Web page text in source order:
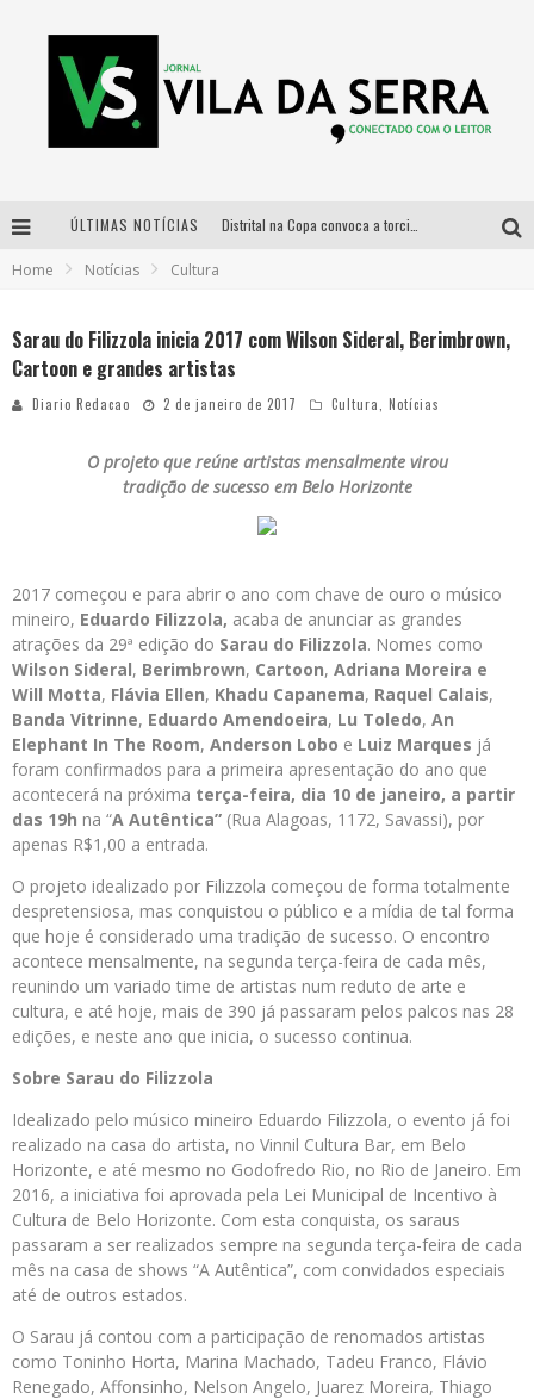
ÚLTIMAS NOTÍCIAS
Home Notícias Cultura
Sarau do Filizzola inicia 2017 com Wilson Sideral, Berimbrown,
Cartoon e grandes artistas
Diario Redacao 2 de janeiro de 2017 Cultura Notícias
O projeto que reúne artistas mensalmente virou
tradição de sucesso em Belo Horizonte
2017 começou e para abrir o ano com chave de ouro o músico
mineiro, Eduardo Filizzola, acaba de anunciar as grandes
atrações da 29ª edição do Sarau do Filizzola. Nomes como
Wilson Sideral, Berimbrown, Cartoon, Adriana Moreira e
Will Motta, Flávia Ellen, Khadu Capanema, Raquel Calais,
Banda Vitrinne, Eduardo Amendoeira, Lu Toledo, An
Elephant In The Room, Anderson Lobo e Luiz Marques já
foram confirmados para a primeira apresentação do ano que
acontecerá na próxima terça-feira, dia 10 de janeiro, a partir
das 19h na “A Autêntica” (Rua Alagoas, 1172, Savassi), por
apenas R$1,00 a entrada.
O projeto idealizado por Filizzola começou de forma totalmente
despretensiosa, mas conquistou o público e a mídia de tal forma
que hoje é considerado uma tradição de sucesso. O encontro
acontece mensalmente, na segunda terça-feira de cada mês,
reunindo um variado time de artistas num reduto de arte e
cultura, e até hoje, mais de 390 já passaram pelos palcos nas 28
edições, e neste ano que inicia, o sucesso continua.
Sobre Sarau do Filizzola
Idealizado pelo músico mineiro Eduardo Filizzola, o evento já foi
realizado na casa do artista, no Vinnil Cultura Bar, em Belo
Horizonte, e até mesmo no Godofredo Rio, no Rio de Janeiro. Em
2016, a iniciativa foi aprovada pela Lei Municipal de Incentivo à
Cultura de Belo Horizonte. Com esta conquista, os saraus
passaram a ser realizados sempre na segunda terça-feira de cada
mês na casa de shows “A Autêntica”, com convidados especiais
até de outros estados.
O Sarau já contou com a participação de renomados artistas
como Toninho Horta, Marina Machado, Tadeu Franco, Flávio
Renegado, Affonsinho, Nelson Angelo, Juarez Moreira, Thiago